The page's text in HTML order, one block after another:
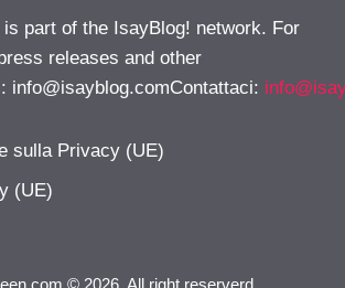
part of the IsayBlog! network. For
releases and other
info@isayblog.comContattaci:
sulla Privacy (UE)
(UE)
© 2026. All right reserverd.